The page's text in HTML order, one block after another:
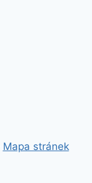
Mapa stránek